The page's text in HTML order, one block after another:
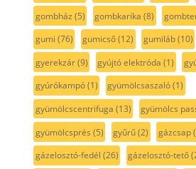
gombház (5) gombkarika (8)
gumi (76) gumicső(12) gumiláb(10)
gyerekzár(9) gyújtó elektróda (1)
gyúrókampó(1) gyümölcsaszaló(1)
gyümölcscentrifuga (13) gyümölcs
gyümölcsprés (5) gyűrű(2) gázcsap
gázelosztó-fedél (26) gázelosztó-tető